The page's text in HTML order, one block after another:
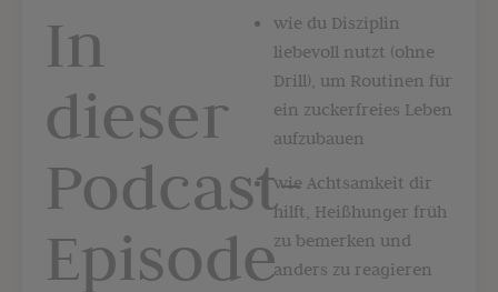
In
dieser
Podcast-
Episode
wie du Disziplin
liebevoll nutzt (ohne
Drill), um Routinen für
ein zuckerfreies Leben
aufzubauen
wie Achtsamkeit dir
hilft, Heißhunger früh
zu bemerken und
anders zu reagieren